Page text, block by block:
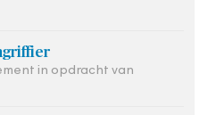
in opdracht van